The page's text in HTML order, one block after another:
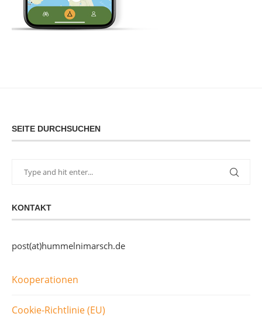
SEITE DURCHSUCHEN
KONTAKT
post(at)hummelnimarsch.de
Kooperationen
Cookie-Richtlinie (EU)